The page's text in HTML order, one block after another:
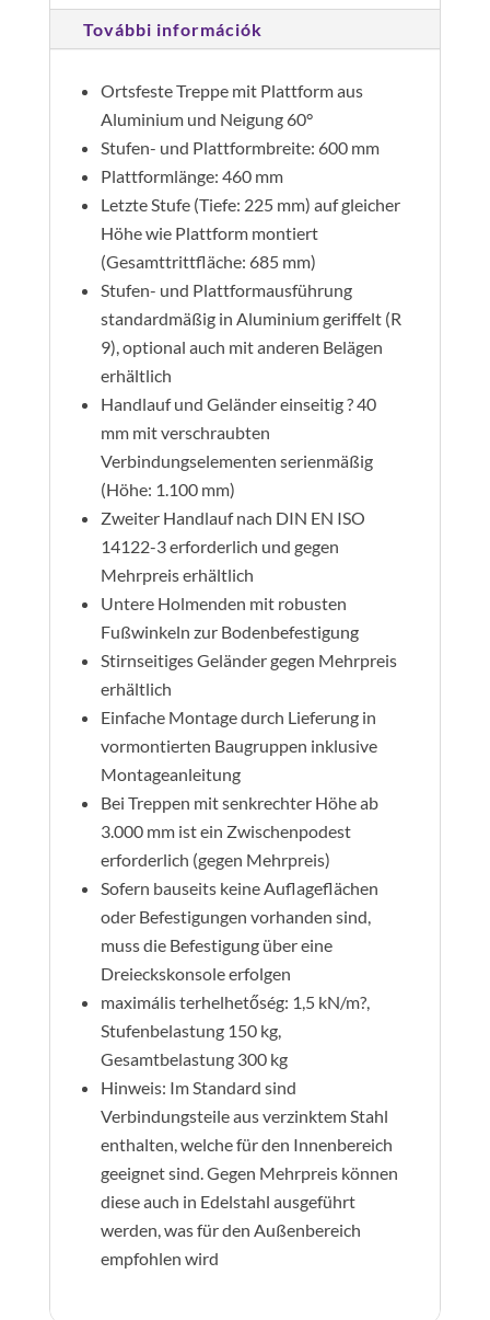
alumínium
mennyiség
További információk
Ortsfeste Treppe mit Plattform aus
Aluminium und Neigung 60°
Stufen- und Plattformbreite: 600 mm
Plattformlänge: 460 mm
Letzte Stufe (Tiefe: 225 mm) auf gleicher
Höhe wie Plattform montiert
(Gesamttrittfläche: 685 mm)
Stufen- und Plattformausführung
standardmäßig in Aluminium geriffelt (R
9), optional auch mit anderen Belägen
erhältlich
Handlauf und Geländer einseitig ? 40
mm mit verschraubten
Verbindungselementen serienmäßig
(Höhe: 1.100 mm)
Zweiter Handlauf nach DIN EN ISO
14122-3 erforderlich und gegen
Mehrpreis erhältlich
Untere Holmenden mit robusten
Fußwinkeln zur Bodenbefestigung
Stirnseitiges Geländer gegen Mehrpreis
erhältlich
Einfache Montage durch Lieferung in
vormontierten Baugruppen inklusive
Montageanleitung
Bei Treppen mit senkrechter Höhe ab
3.000 mm ist ein Zwischenpodest
erforderlich (gegen Mehrpreis)
Sofern bauseits keine Auflageflächen
oder Befestigungen vorhanden sind,
muss die Befestigung über eine
Dreieckskonsole erfolgen
maximális terhelhetőség: 1,5 kN/m?,
Stufenbelastung 150 kg,
Gesamtbelastung 300 kg
Hinweis: Im Standard sind
Verbindungsteile aus verzinktem Stahl
enthalten, welche für den Innenbereich
geeignet sind. Gegen Mehrpreis können
diese auch in Edelstahl ausgeführt
werden, was für den Außenbereich
empfohlen wird